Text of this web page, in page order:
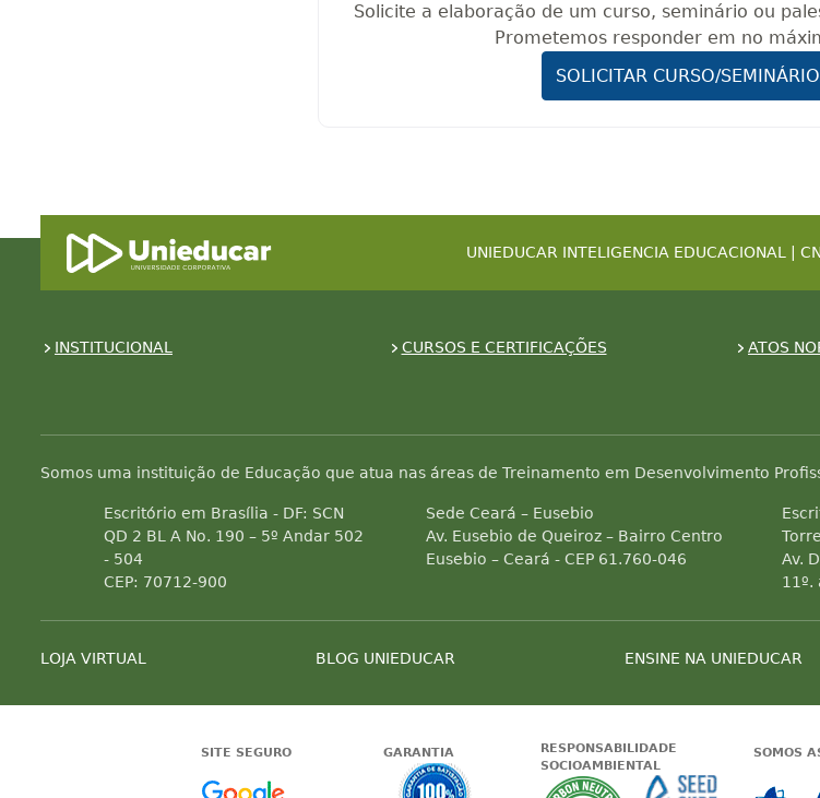
Solicite a elaboração de um curso, seminário ou
Prometemos responder em no
SOLICITAR CURSO/
UNIEDUCAR INTELIGENCIA EDUCACIONAL |
INSTITUCIONAL CURSOS E CERTIFICAÇÕES ATOS
Somos uma instituição de Educação que atua nas áreas de Treinamento em Desenvolvimento
Escritório em Brasília - DF: SCN
QD 2 BL A No. 190 – 5º Andar 502
- 504
CEP: 70712-900
Sede Ceará – Eusebio
Av. Eusebio de Queiroz – Bairro Centro
Eusebio – Ceará - CEP 61.760-046
Av.
11º.
LOJA VIRTUAL BLOG UNIEDUCAR ENSINE NA UNIEDUCAR
SITE SEGURO
Google - Status do site no Navegação segura
GARANTIA
Garantia de satisfação
RESPONSABILIDADE
SOCIOAMBIENTAL
A UnieducarSeed
SOMOS